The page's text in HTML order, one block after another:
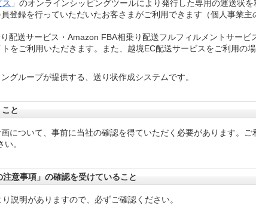
」のオンラインシッピングツールにより発行した専用の運送状
登録を行っていただいたお客さまがご利用できます（個人事業
配送サービス・Amazon FBA相乗り配送フルフィルメントサービ
をご利用いただきます。また、越境EC配送サービスをご利用の
グループが提供する、送り状作成システムです。
と
について、事前に当社の確認を得ていただく必要があります。
。
意事項」の確認を受けていること
説明がありますので、必ずご確認ください。